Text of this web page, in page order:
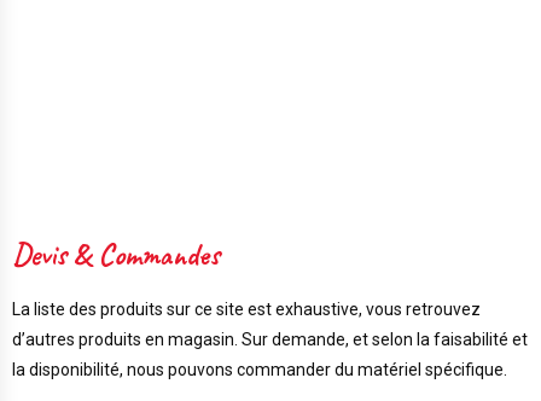
Devis & Commandes
La liste des produits sur ce site est exhaustive, vous retrouvez
d’autres produits en magasin. Sur demande, et selon la faisabilité et
la disponibilité, nous pouvons commander du matériel spécifique.